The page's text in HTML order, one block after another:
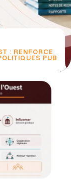
: RENFORCE
PUB